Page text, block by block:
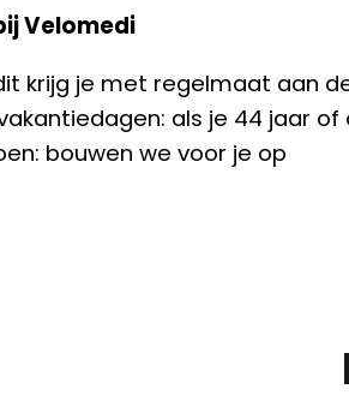
Velomedi
krijg je met regelmaat aan
als je 44 jaar
bouwen we voor je op